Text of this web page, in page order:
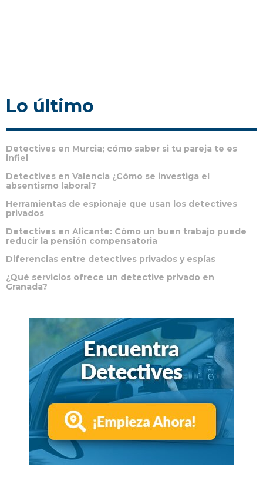
Lo último
Detectives en Murcia; cómo saber si tu pareja te es
infiel
Detectives en Valencia ¿Cómo se investiga el
absentismo laboral?
Herramientas de espionaje que usan los detectives
privados
Detectives en Alicante: Cómo un buen trabajo puede
reducir la pensión compensatoria
Diferencias entre detectives privados y espías
¿Qué servicios ofrece un detective privado en
Granada?